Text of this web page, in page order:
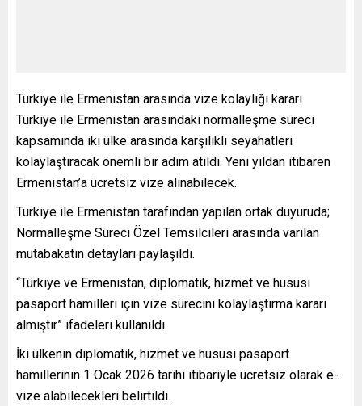
Türkiye ile Ermenistan arasında vize kolaylığı kararı
Türkiye ile Ermenistan arasındaki normalleşme süreci
kapsamında iki ülke arasında karşılıklı seyahatleri
kolaylaştıracak önemli bir adım atıldı. Yeni yıldan itibaren
Ermenistan’a ücretsiz vize alınabilecek.
Türkiye ile Ermenistan tarafından yapılan ortak duyuruda;
Normalleşme Süreci Özel Temsilcileri arasında varılan
mutabakatın detayları paylaşıldı.
“Türkiye ve Ermenistan, diplomatik, hizmet ve hususi
pasaport hamilleri için vize sürecini kolaylaştırma kararı
almıştır” ifadeleri kullanıldı.
İki ülkenin diplomatik, hizmet ve hususi pasaport
hamillerinin 1 Ocak 2026 tarihi itibariyle ücretsiz olarak e-
vize alabilecekleri belirtildi.